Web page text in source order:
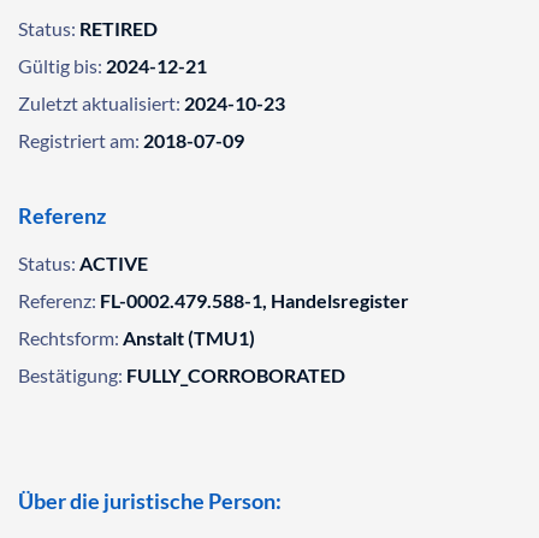
Status: RETIRED
Gültig bis: 2024-12-21
Zuletzt aktualisiert: 2024-10-23
Registriert am: 2018-07-09
Referenz
Status: ACTIVE
Referenz: FL-0002.479.588-1, Handelsregister
Rechtsform: Anstalt (TMU1)
Bestätigung: FULLY_CORROBORATED
Über die juristische Person: